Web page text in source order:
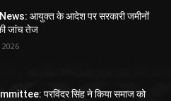
आयुक्त के आदेश पर सरकारी जमीनों
जांच तेज
परविंदर सिंह ने किया समाज को